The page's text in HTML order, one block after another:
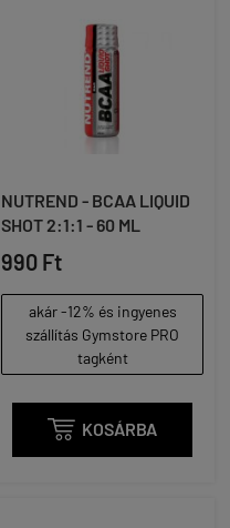
NUTREND - BCAA LIQUID
SHOT 2:1:1 - 60 ML
990 Ft
akár -12% és ingyenes
szállítás Gymstore PRO
tagként
 KOSÁRBA